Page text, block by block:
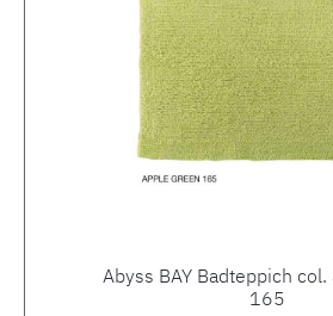
Abyss BAY Badteppich
165